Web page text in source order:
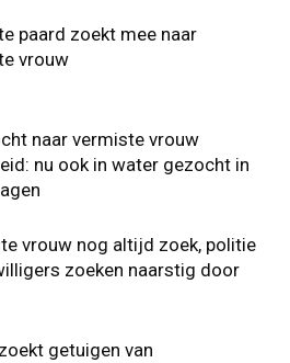
paard zoekt mee naar
vrouw
naar vermiste vrouw
nu ook in water gezocht in
vrouw nog altijd zoek, politie
zoeken naarstig door
getuigen van